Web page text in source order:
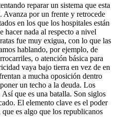
reparar un sistema que esta
Avanza por un frente y retrocede
en los que los hospitales están
hacer nada al respecto a nivel
fue muy exigua, con lo que las
hablando, por ejemplo, de
o atención básica para
vaya bajo tierra en vez de en
a mucha oposición dentro
un techo a la deuda. Los
que es una batalla. Son siglos
El elemento clave es el poder
es algo que los republicanos